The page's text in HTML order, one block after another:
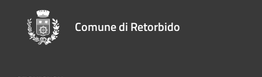
Comune di Retorbido